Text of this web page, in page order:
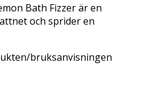
Bath Fizzer är en
och sprider en
bruksanvisningen